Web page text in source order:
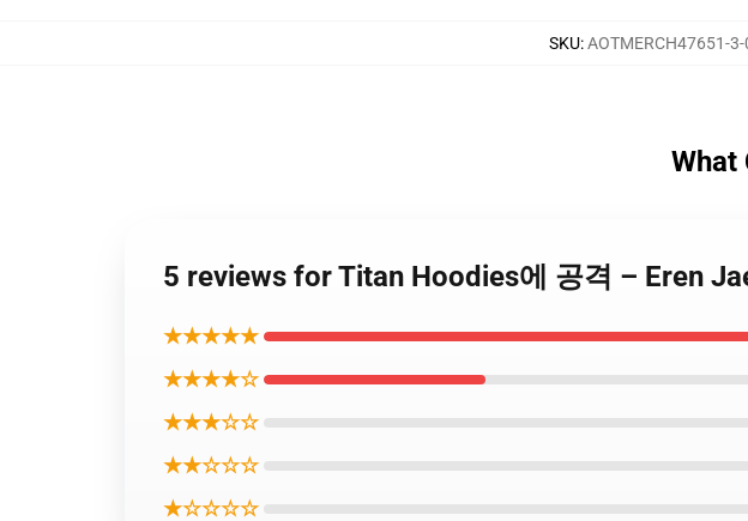
SKU:AOTMERCH47651-3-
What
5 reviews for Titan Hoodies에 공격 – Eren
★★★★★
★★★★☆
★★★☆☆
★★☆☆☆
★☆☆☆☆